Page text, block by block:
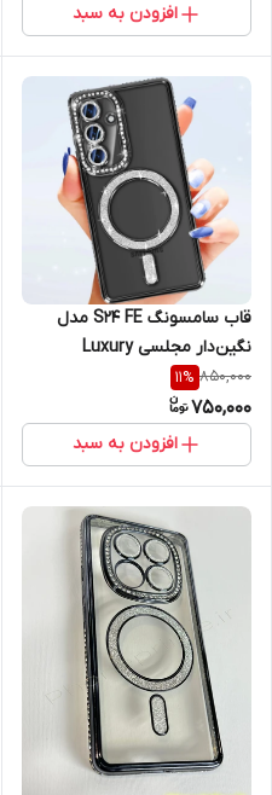
افزودن به سبد
قاب سامسونگ S24 FE مدل
نگین‌دار مجلسی Luxury
Diamond | محافظ لنزدار (نقد و
اقساط) اس 24 اف ای
850,000
11%
750,000
افزودن به سبد